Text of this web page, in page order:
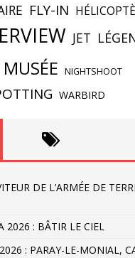
FLY-IN
JET
MUSÉE NIGHTSHOOT
WARBIRD
DE L’ARMÉE DE
2026 : BÂTIR LE CIEL
: PARAY-LE-MONIAL,